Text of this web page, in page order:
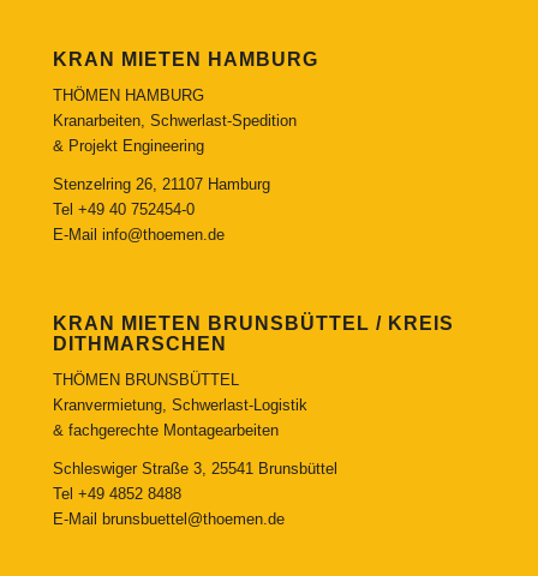
KRAN MIETEN HAMBURG
THÖMEN HAMBURG
Kranarbeiten, Schwerlast-Spedition
& Projekt Engineering
Stenzelring 26, 21107 Hamburg
Tel +49 40 752454-0
E-Mail info@thoemen.de
KRAN MIETEN BRUNSBÜTTEL / KREIS
DITHMARSCHEN
THÖMEN BRUNSBÜTTEL
Kranvermietung, Schwerlast-Logistik
& fachgerechte Montagearbeiten
Schleswiger Straße 3, 25541 Brunsbüttel
Tel +49 4852 8488
E-Mail
brunsbuettel@thoemen.de